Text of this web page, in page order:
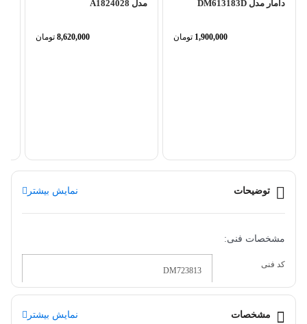
دامار مدل DM613183D
1,900,000 تومان
مدل A1824028
8,620,000 تومان
توضیحات نمایش بیشتر
مشخصات فنی:
کد فنی
DM723813
قطر تیغه (میلی‌متر)
مشخصات نمایش بیشتر